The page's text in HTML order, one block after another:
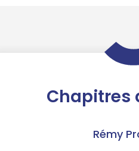
Chapitres
Rémy